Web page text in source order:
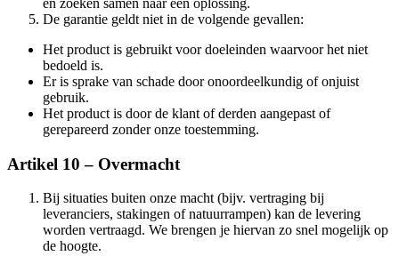
De garantie geldt niet in de volgende gevallen:
Het product is gebruikt voor doeleinden waarvoor het niet
bedoeld is.
Er is sprake van schade door onoordeelkundig of onjuist
gebruik.
Het product is door de klant of derden aangepast of
gerepareerd zonder onze toestemming.
Artikel 10 – Overmacht
Bij situaties buiten onze macht (bijv. vertraging bij
leveranciers, stakingen of natuurrampen) kan de levering
worden vertraagd. We brengen je hiervan zo snel mogelijk op
de hoogte.